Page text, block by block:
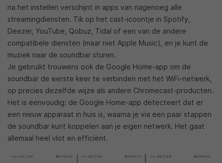
na het instellen verschijnt in apps van nagenoeg alle
streamingdiensten. Tik op het cast-icoontje in Spotify,
Deezer, YouTube, Qobuz, Tidal of een van de andere
compatibele diensten (maar niet Apple Music), en je kunt de
muziek naar de soundbar sturen.
Je gebruikt trouwens ook de Google Home-app om de
soundbar de eerste keer te verbinden met het WiFi-netwerk,
op precies dezelfde wijze als andere Chromecast-producten.
Het is eenvoudig: de Google Home-app detecteert dat er
een nieuw apparaat in huis is, waarna je via een paar stappen
de soundbar kunt koppelen aan je eigen netwerk. Het gaat
allemaal heel vlot en efficiënt.